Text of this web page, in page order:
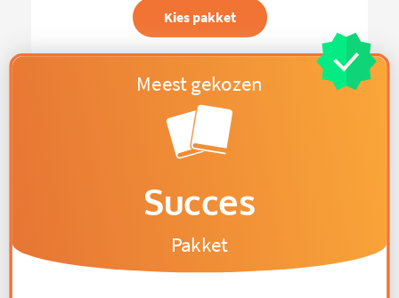
Kies pakket
Succes
Pakket